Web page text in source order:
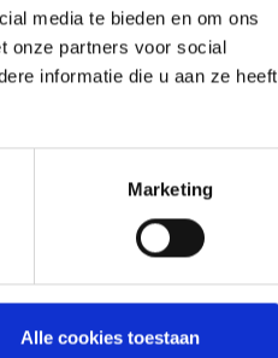
media te bieden en om ons
onze partners voor social
informatie die u aan ze heeft
Marketing
Alle cookies toestaan